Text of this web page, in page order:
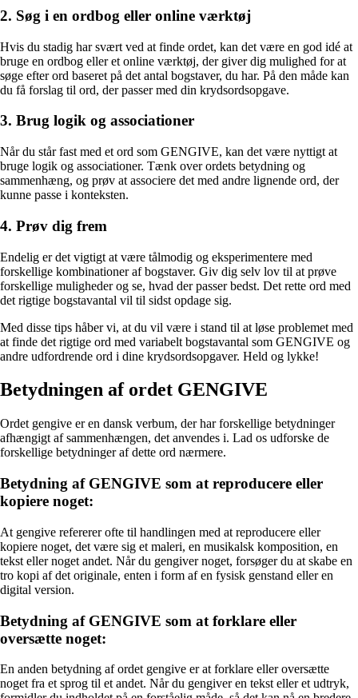
2. Søg i en ordbog eller online værktøj
Hvis du stadig har svært ved at finde ordet, kan det være en god idé at
bruge en ordbog eller et online værktøj, der giver dig mulighed for at
søge efter ord baseret på det antal bogstaver, du har. På den måde kan
du få forslag til ord, der passer med din krydsordsopgave.
3. Brug logik og associationer
Når du står fast med et ord som GENGIVE, kan det være nyttigt at
bruge logik og associationer. Tænk over ordets betydning og
sammenhæng, og prøv at associere det med andre lignende ord, der
kunne passe i konteksten.
4. Prøv dig frem
Endelig er det vigtigt at være tålmodig og eksperimentere med
forskellige kombinationer af bogstaver. Giv dig selv lov til at prøve
forskellige muligheder og se, hvad der passer bedst. Det rette ord med
det rigtige bogstavantal vil til sidst opdage sig.
Med disse tips håber vi, at du vil være i stand til at løse problemet med
at finde det rigtige ord med variabelt bogstavantal som GENGIVE og
andre udfordrende ord i dine krydsordsopgaver. Held og lykke!
Betydningen af ordet GENGIVE
Ordet gengive er en dansk verbum, der har forskellige betydninger
afhængigt af sammenhængen, det anvendes i. Lad os udforske de
forskellige betydninger af dette ord nærmere.
Betydning af GENGIVE som at reproducere eller
kopiere noget:
At gengive refererer ofte til handlingen med at reproducere eller
kopiere noget, det være sig et maleri, en musikalsk komposition, en
tekst eller noget andet. Når du gengiver noget, forsøger du at skabe en
tro kopi af det originale, enten i form af en fysisk genstand eller en
digital version.
Betydning af GENGIVE som at forklare eller
oversætte noget:
En anden betydning af ordet gengive er at forklare eller oversætte
noget fra et sprog til et andet. Når du gengiver en tekst eller et udtryk,